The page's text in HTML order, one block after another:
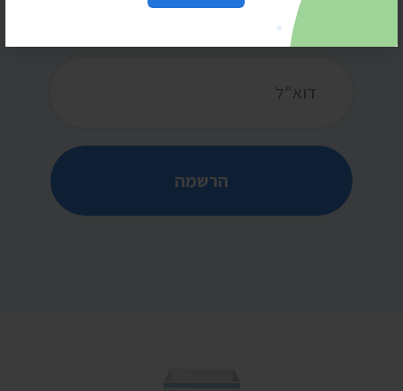
לחופש המידע לקבלת חדשות ועדכונים שוטפים על
הרשמה